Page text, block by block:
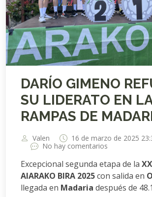
DARÍO GIMENO
SU LIDERATO EN
RAMPAS DE
Valen
16 de marzo de 2025
No hay comentarios
Excepcional segunda etapa de la
AIARAKO BIRA 2025con salida en
llegada en Madaria después de